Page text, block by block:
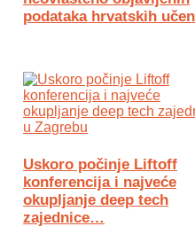
podataka hrvatskih
Uskoro počinje Liftoff
konferencija i najveće
okupljanje deep tech
zajednice…